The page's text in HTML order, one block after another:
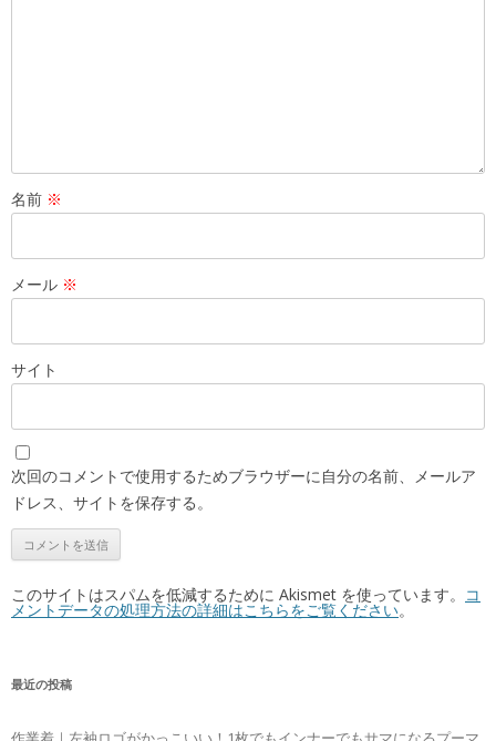
名前 ※
メール ※
サイト
次回のコメントで使用するためブラウザーに自分の名前、メールア
ドレス、サイトを保存する。
このサイトはスパムを低減するために Akismet を使っています。 コ
メントデータの処理方法の詳細はこちらをご覧ください。
最近の投稿